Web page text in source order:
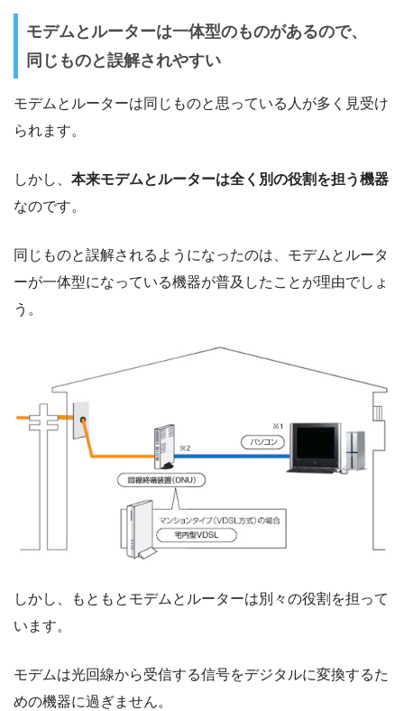
モデムとルーターは一体型のものがあるので、
同じものと誤解されやすい
モデムとルーターは同じものと思っている人が多く見受け
られます。
しかし、 本来モデムとルーターは全く別の役割を担う機器
なのです。
同じものと誤解されるようになったのは、モデムとルータ
ーが一体型になっている機器が普及したことが理由でしょ
う。
しかし、もともとモデムとルーターは別々の役割を担って
います。
モデムは光回線から受信する信号をデジタルに変換するた
めの機器に過ぎません。